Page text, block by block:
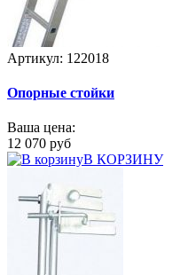
Артикул: 122018
Опорные стойки
Ваша цена:
12 070 руб
В КОРЗИНУ